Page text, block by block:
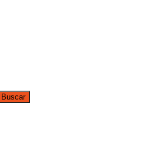
Buscar